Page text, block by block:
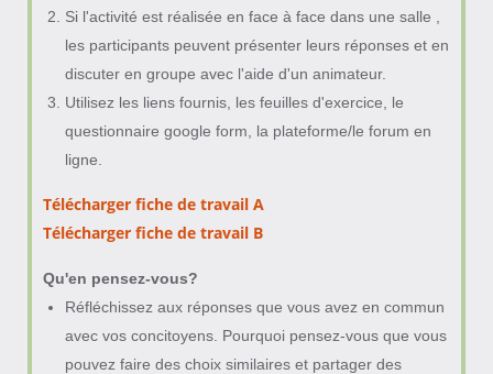
Si l'activité est réalisée en face à face dans une salle ,
les participants peuvent présenter leurs réponses et en
discuter en groupe avec l'aide d'un animateur.
Utilisez les liens fournis, les feuilles d'exercice, le
questionnaire google form, la plateforme/le forum en
ligne.
Télécharger fiche de travail A
Télécharger fiche de travail B
Qu'en pensez-vous?
Réfléchissez aux réponses que vous avez en commun
avec vos concitoyens. Pourquoi pensez-vous que vous
pouvez faire des choix similaires et partager des